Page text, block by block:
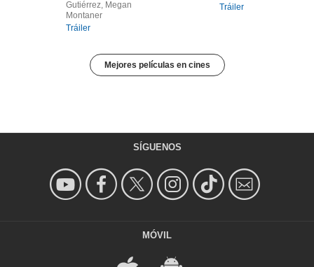
Gutiérrez, Megan
Montaner
Tráiler
Tráiler
Mejores películas en cines
SÍGUENOS
MÓVIL